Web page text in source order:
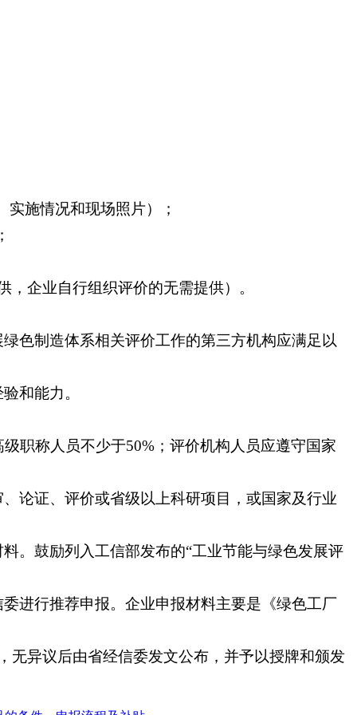
施情况和现场照片）；
企业自行组织评价的无需提供）。
色制造体系相关评价工作的第三方机构应满足以
和能力。
职称人员不少于50%；评价机构人员应遵守国家
论证、评价或省级以上科研项目，或国家及行业
。鼓励列入工信部发布的“工业节能与绿色发展评
进行推荐申报。企业申报材料主要是《绿色工厂
无异议后由省经信委发文公布，并予以授牌和颁发